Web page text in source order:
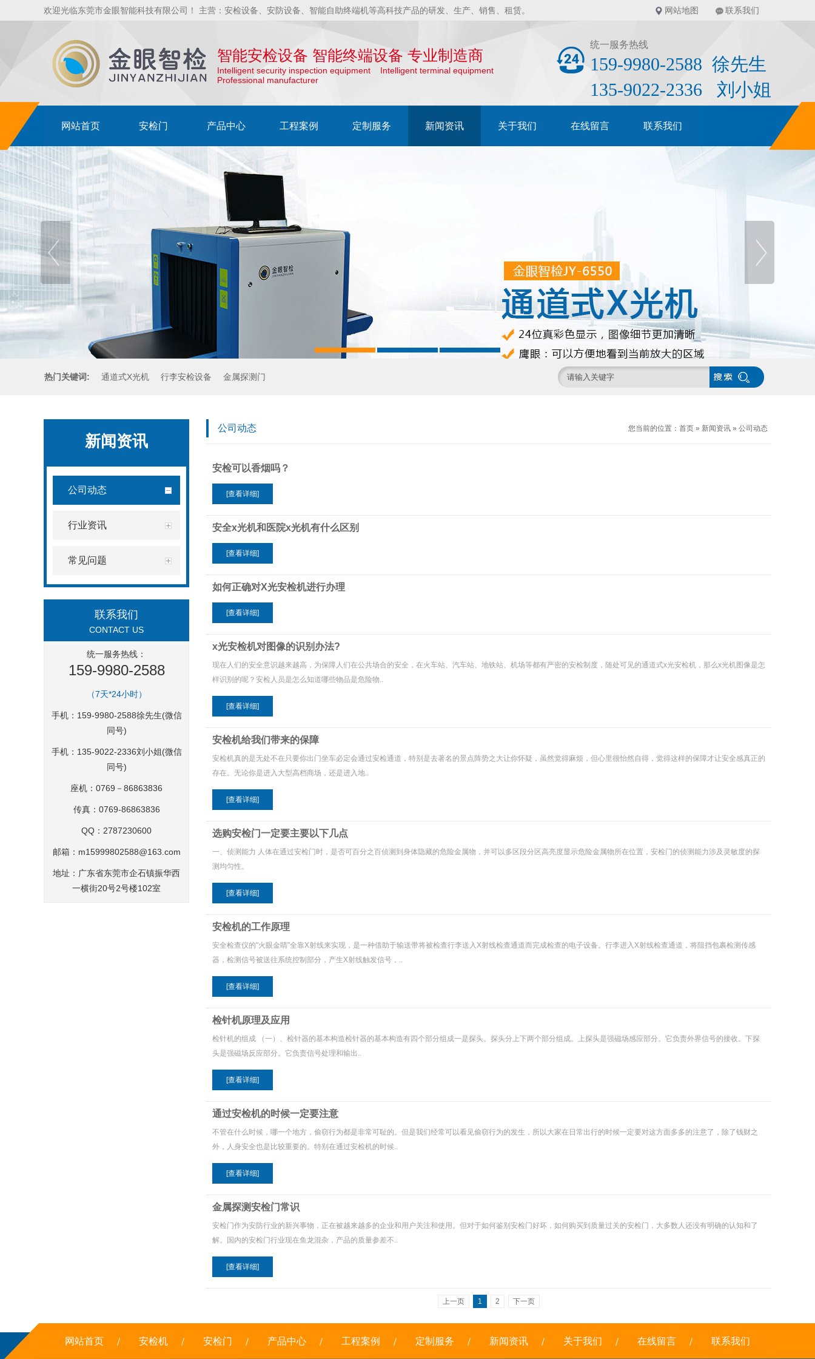
欢迎光临东莞市金眼智能科技有限公司！ 主营：安检设备、安防设备、智能自助终端机等高科技产品的研发、生产、销售、租赁。 网站地图 联系我们
智能安检设备 智能终端设备 专业制造商
Intelligent security inspection equipment Intelligent terminal equipment
Professional manufacturer
统一服务热线
159-9980-2588 徐先生
135-9022-2336 刘小姐
网站首页 安检门 产品中心 工程案例 定制服务 新闻资讯 关于我们 在线留言 联系我们
热门关键词: 通道式X光机 行李安检设备 金属探测门
新闻资讯
公司动态
行业资讯
常见问题
联系我们
CONTACT US
统一服务热线：
159-9980-2588
（7天*24小时）
手机：159-9980-2588徐先生(微信
同号)
手机：135-9022-2336刘小姐(微信
同号)
座机：0769－86863836
传真：0769-86863836
QQ：2787230600
邮箱： m15999802588@163.com
地址：广东省东莞市企石镇振华西
一横街20号2号楼102室
公司动态 您当前的位置： 首页 » 新闻资讯 » 公司动态
安检可以香烟吗？
[查看详细]
安全x光机和医院x光机有什么区别
[查看详细]
如何正确对X光安检机进行办理
[查看详细]
x光安检机对图像的识别办法?
现在人们的安全意识越来越高，为保障人们在公共场合的安全，在火车站、汽车站、地铁站、机场等都有严密的安检制度，随处可见的通道式x光安检机，那么x光机图像是怎
样识别的呢？安检人员是怎么知道哪些物品是危险物..
[查看详细]
安检机给我们带来的保障
安检机真的是无处不在只要你出门坐车必定会通过安检通道，特别是去著名的景点阵势之大让你怀疑，虽然觉得麻烦，但心里很怡然自得，觉得这样的保障才让安全感真正的
存在。无论你是进入大型高档商场，还是进入地..
[查看详细]
选购安检门一定要主要以下几点
一、侦测能力 人体在通过安检门时，是否可百分之百侦测到身体隐藏的危险金属物，并可以多区段分区高亮度显示危险金属物所在位置，安检门的侦测能力涉及灵敏度的探
测均匀性。
[查看详细]
安检机的工作原理
安全检查仪的"火眼金睛"全靠X射线来实现，是一种借助于输送带将被检查行李送入X射线检查通道而完成检查的电子设备。行李进入X射线检查通道，将阻挡包裹检测传感
器，检测信号被送往系统控制部分，产生X射线触发信号，..
[查看详细]
检针机原理及应用
检针机的组成 （一）、检针器的基本构造检针器的基本构造有四个部分组成一是探头。探头分上下两个部分组成。上探头是强磁场感应部分。它负责外界信号的接收。下探
头是强磁场反应部分。它负责信号处理和输出..
[查看详细]
通过安检机的时候一定要注意
不管在什么时候，哪一个地方，偷窃行为都是非常可耻的。但是我们经常可以看见偷窃行为的发生，所以大家在日常出行的时候一定要对这方面多多的注意了，除了钱财之
外，人身安全也是比较重要的。特别在通过安检机的时候..
[查看详细]
金属探测安检门常识
安检门作为安防行业的新兴事物，正在被越来越多的企业和用户关注和使用。但对于如何鉴别安检门好坏，如何购买到质量过关的安检门，大多数人还没有明确的认知和了
解。国内的安检门行业现在鱼龙混杂，产品的质量参差不..
[查看详细]
上一页 1 2 下一页
网站首页 安检机 安检门 产品中心 工程案例 定制服务 新闻资讯 关于我们 在线留言 联系我们